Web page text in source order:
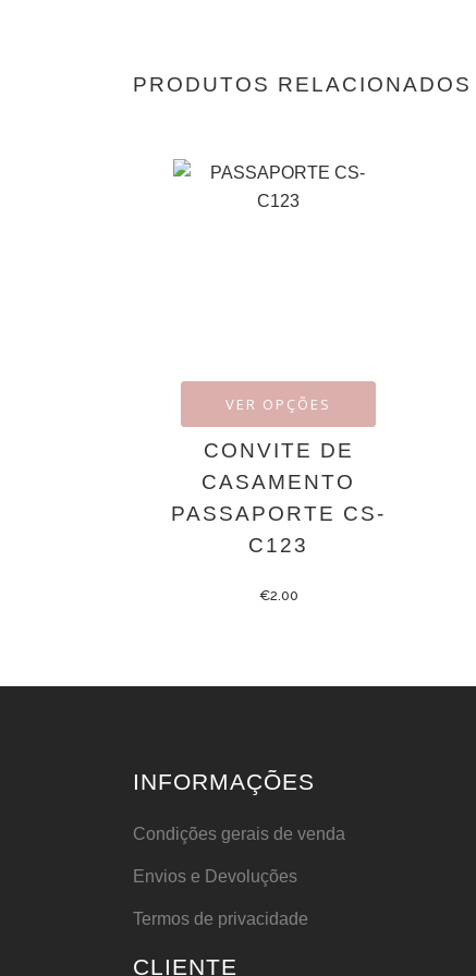
PRODUTOS RELACIONADOS
VER OPÇÕES
CONVITE DE
CASAMENTO
PASSAPORTE CS-
C123
€2.00
INFORMAÇÕES
Condições gerais de venda
Envios e Devoluções
Termos de privacidade
CLIENTE